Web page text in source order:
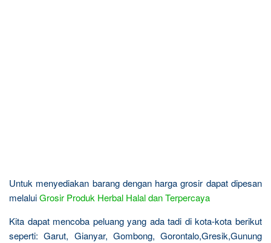
Untuk menyediakan barang dengan harga grosir dapat dipesan
melaluiGrosir Produk Herbal Halal dan Terpercaya
Kita dapat mencoba peluang yang ada tadi di kota-kota berikut
seperti: Garut, Gianyar, Gombong, Gorontalo,Gresik,Gunung